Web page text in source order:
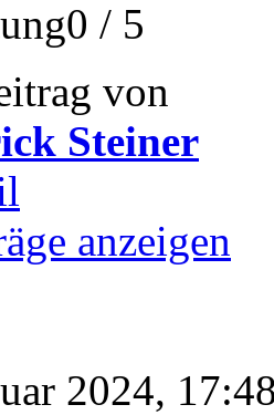
/ 5
von
Steiner
anzeigen
2024,